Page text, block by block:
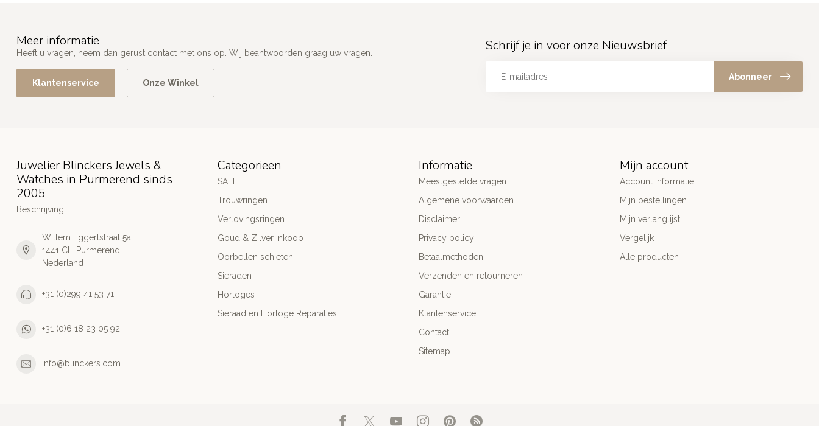
Meer informatie
Heeft u vragen, neem dan gerust contact met ons op. Wij beantwoorden graag uw vragen.
Klantenservice Onze Winkel
Schrijf je in voor onze Nieuwsbrief
Abonneer
Juwelier Blinckers Jewels &
Watches in Purmerend sinds
2005
Beschrijving
Willem Eggertstraat 5a
1441 CH Purmerend
Nederland
+31 (0)299 41 53 71
+31 (0)6 18 23 05 92
Info@blinckers.com
Categorieën
SALE
Trouwringen
Verlovingsringen
Goud & Zilver Inkoop
Oorbellen schieten
Sieraden
Horloges
Sieraad en Horloge Reparaties
Informatie
Meestgestelde vragen
Algemene voorwaarden
Disclaimer
Privacy policy
Betaalmethoden
Verzenden en retourneren
Garantie
Klantenservice
Contact
Sitemap
Mijn account
Account informatie
Mijn bestellingen
Mijn verlanglijst
Vergelijk
Alle producten